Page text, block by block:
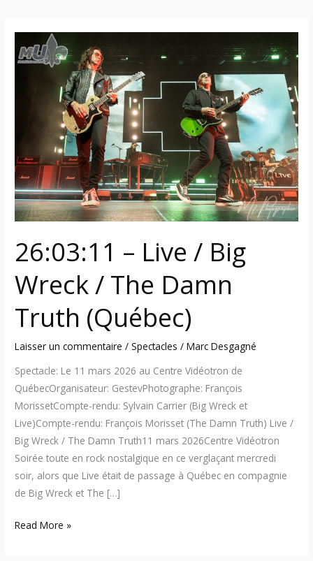
26:03:11 – Live / Big
Wreck / The Damn
Truth (Québec)
Laisser un commentaire /Spectacles /Marc Desgagné
Spectacle: Le 11 mars 2026 au Centre Vidéotron de
QuébecOrganisateur: GestevPhotographe: François
MorissetCompte-rendu: Sylvain Carrier (Big Wreck et
Live)Compte-rendu: François Morisset (The Damn Truth) Live /
Big Wreck / The Damn Truth11 mars 2026Centre Vidéotron
Soirée toute en rock nostalgique en ce verglaçant mercredi
soir, alors que Live était de passage à Québec en compagnie
de Big Wreck et The […]
26:03:11
–
The
Damn
Truth
(Québec)
Read More »